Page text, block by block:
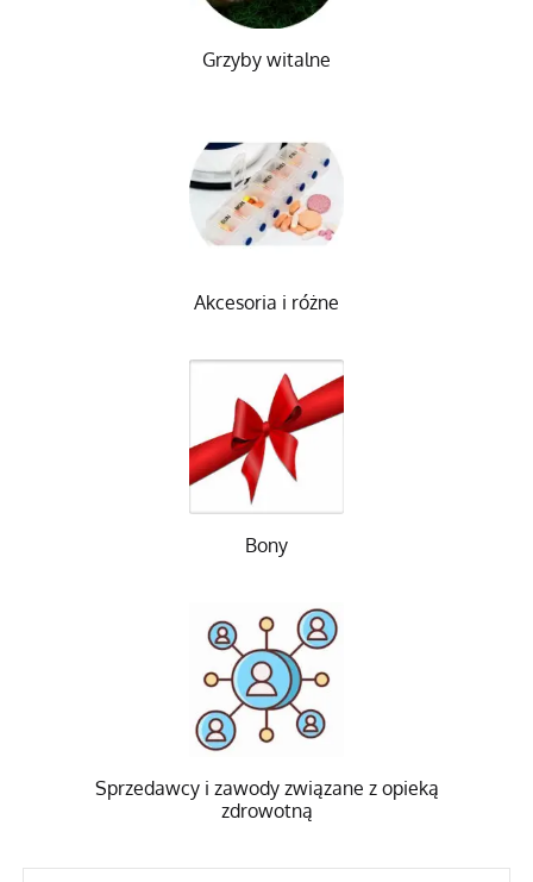
Grzyby witalne
Akcesoria i różne
Bony
Sprzedawcy i zawody związane z opieką
zdrowotną